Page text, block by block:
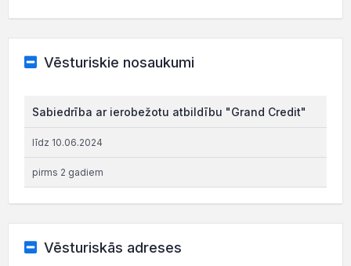
Vēsturiskie nosaukumi
Sabiedrība ar ierobežotu atbildību "Grand Credit"
līdz 10.06.2024
pirms 2 gadiem
Vēsturiskās adreses